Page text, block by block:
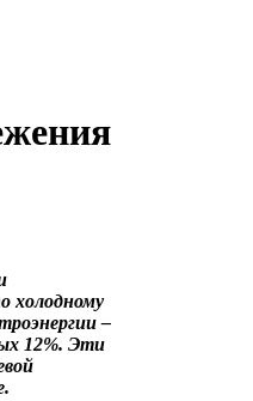
холодному
–
12%. Эти